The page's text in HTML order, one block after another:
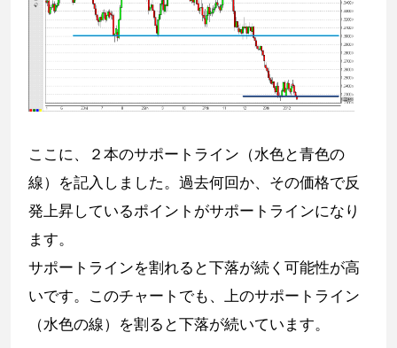
ここに、２本のサポートライン（水色と青色の
線）を記入しました。過去何回か、その価格で反
発上昇しているポイントがサポートラインになり
ます。
サポートラインを割れると下落が続く可能性が高
いです。このチャートでも、上のサポートライン
（水色の線）を割ると下落が続いています。